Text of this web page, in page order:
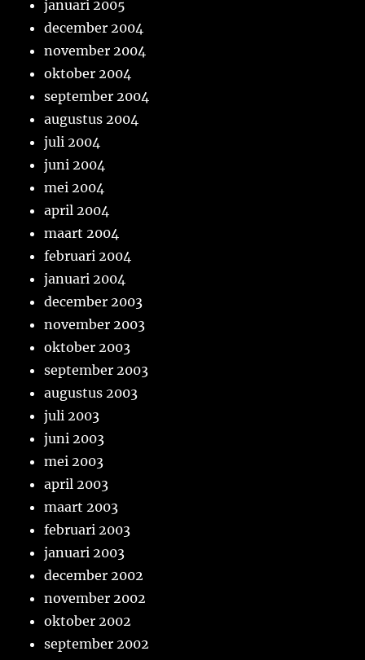
januari 2005
december 2004
november 2004
oktober 2004
september 2004
augustus 2004
juli 2004
juni 2004
mei 2004
april 2004
maart 2004
februari 2004
januari 2004
december 2003
november 2003
oktober 2003
september 2003
augustus 2003
juli 2003
juni 2003
mei 2003
april 2003
maart 2003
februari 2003
januari 2003
december 2002
november 2002
oktober 2002
september 2002